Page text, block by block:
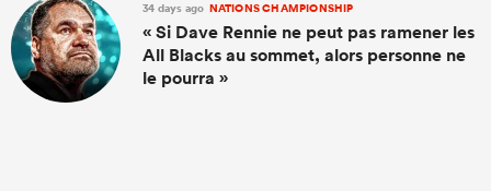
34 days ago NATIONS CHAMPIONSHIP
« Si Dave Rennie ne peut pas ramener les
All Blacks au sommet, alors personne ne
le pourra »